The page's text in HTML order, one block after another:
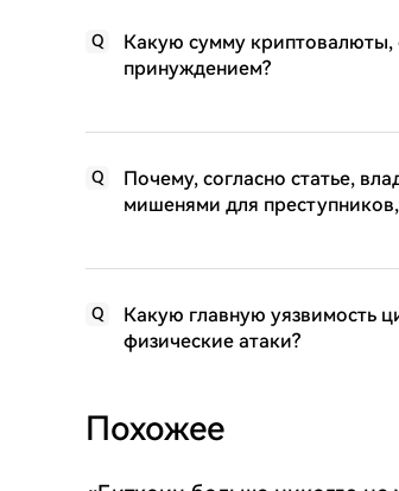
Q
Какую сумму криптовалюты,
принуждением?
Q
Почему, согласно статье,
мишенями для
Q
Какую главную уязвимость
физические атаки?
Похожее